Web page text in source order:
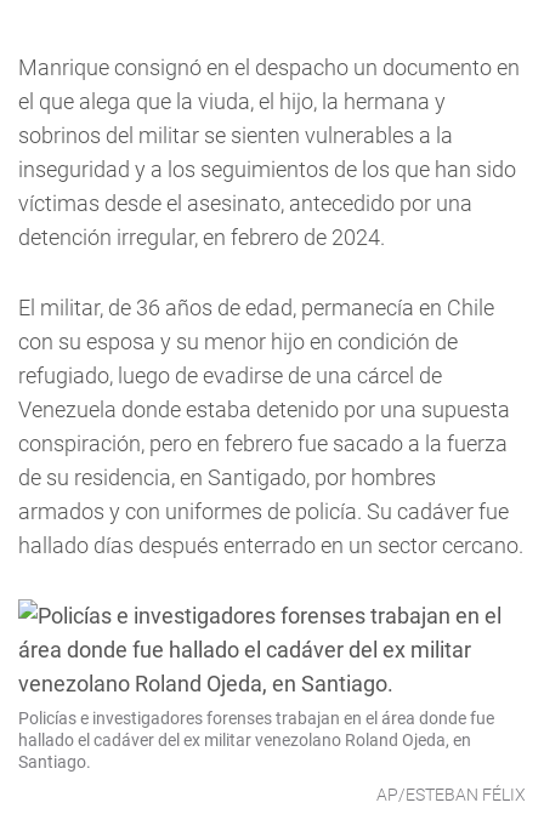
Manrique consignó en el despacho un documento en
el que alega que la viuda, el hijo, la hermana y
sobrinos del militar se sienten vulnerables a la
inseguridad y a los seguimientos de los que han sido
víctimas desde el asesinato, antecedido por una
detención irregular, en febrero de 2024.
El militar, de 36 años de edad, permanecía en Chile
con su esposa y su menor hijo en condición de
refugiado, luego de evadirse de una cárcel de
Venezuela donde estaba detenido por una supuesta
conspiración, pero en febrero fue sacado a la fuerza
de su residencia, en Santigado, por hombres
armados y con uniformes de policía. Su cadáver fue
hallado días después enterrado en un sector cercano.
Policías e investigadores forenses trabajan en el área donde fue
hallado el cadáver del ex militar venezolano Roland Ojeda, en
Santiago.
AP/ESTEBAN FÉLIX